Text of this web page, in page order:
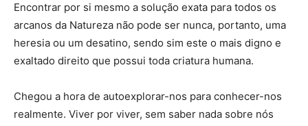
Encontrar por si mesmo a solução exata para todos os
arcanos da Natureza não pode ser nunca, portanto, uma
heresia ou um desatino, sendo sim este o mais digno e
exaltado direito que possui toda criatura humana.
Chegou a hora de autoexplorar-nos para conhecer-nos
realmente. Viver por viver, sem saber nada sobre nós